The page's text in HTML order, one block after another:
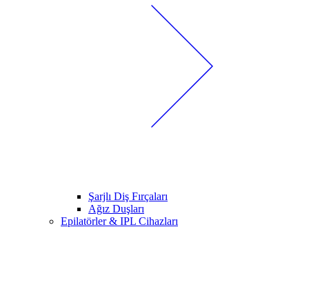
Şarjlı Diş Fırçaları
Ağız Duşları
Epilatörler & IPL Cihazları